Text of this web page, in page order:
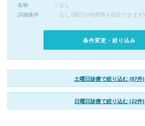
名称
なし
詳細条件
なし (曜日や時間帯を指定できます)
条件変更・絞り込み
土曜日診療で絞り込む (87件)
日曜日診療で絞り込む (22件)